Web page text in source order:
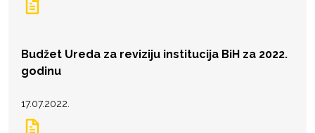
Budžet Ureda za reviziju institucija BiH za 2022.
godinu
17.07.2022.